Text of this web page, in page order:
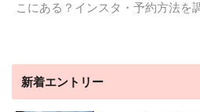
こにある？インスタ・予約方法を
新着エントリー